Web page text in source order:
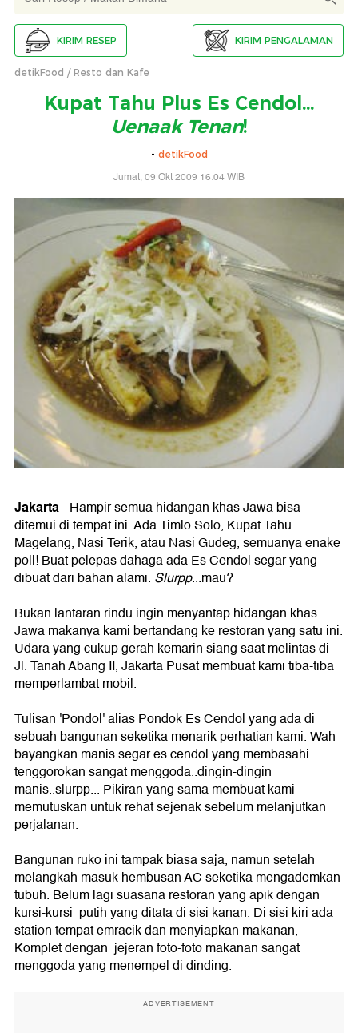
KIRIM RESEP KIRIM PENGALAMAN
detikFood Resto dan Kafe
Kupat Tahu Plus Es Cendol...
Uenaak Tenan!
- detikFood
Jumat, 09 Okt 2009 16:04 WIB
Jakarta- Hampir semua hidangan khas Jawa bisa
ditemui di tempat ini. Ada Timlo Solo, Kupat Tahu
Magelang, Nasi Terik, atau Nasi Gudeg, semuanya enake
poll! Buat pelepas dahaga ada Es Cendol segar yang
dibuat dari bahan alami. Slurpp...mau?
Bukan lantaran rindu ingin menyantap hidangan khas
Jawa makanya kami bertandang ke restoran yang satu ini.
Udara yang cukup gerah kemarin siang saat melintas di
Jl. Tanah Abang II, Jakarta Pusat membuat kami tiba-tiba
memperlambat mobil.
Tulisan 'Pondol' alias Pondok Es Cendol yang ada di
sebuah bangunan seketika menarik perhatian kami. Wah
bayangkan manis segar es cendol yang membasahi
tenggorokan sangat menggoda..dingin-dingin
manis..slurpp... Pikiran yang sama membuat kami
memutuskan untuk rehat sejenak sebelum melanjutkan
perjalanan.
Bangunan ruko ini tampak biasa saja, namun setelah
melangkah masuk hembusan AC seketika mengademkan
tubuh. Belum lagi suasana restoran yang apik dengan
kursi-kursi putih yang ditata di sisi kanan. Di sisi kiri ada
station tempat emracik dan menyiapkan makanan,
Komplet dengan jejeran foto-foto makanan sangat
menggoda yang menempel di dinding.
ADVERTISEMENT